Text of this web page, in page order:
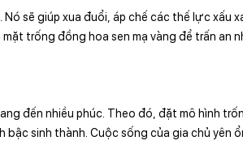
sẽ giúp xua đuổi, áp chế các thế lực xấu
trống đồng hoa sen mạ vàng để trấn an
đến nhiều phúc. Theo đó, đặt mô hình
sinh thành. Cuộc sống của gia chủ yên